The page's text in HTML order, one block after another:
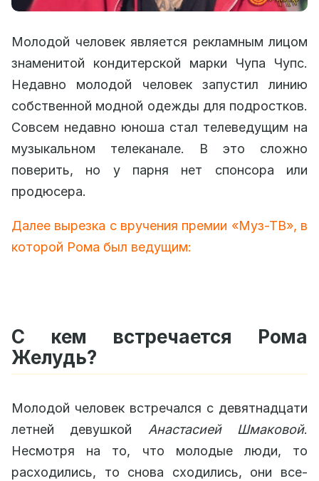
Молодой человек является рекламным лицом
знаменитой кондитерской марки Чупа Чупс.
Недавно молодой человек запустил линию
собственной модной одежды для подростков.
Совсем недавно юноша стал телеведущим на
музыкальном телеканале. В это сложно
поверить, но у парня нет спонсора или
продюсера.
Далее вырезка с вручения премии «Муз-ТВ», в
которой Рома был ведущим:
С кем встречается Рома
Желудь?
Молодой человек встречался с девятнадцати
летней девушкой Анастасией Шмаковой.
Несмотря на то, что молодые люди, то
расходились, то снова сходились, они все-